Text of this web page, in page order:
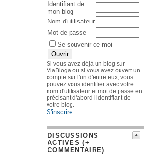
Identifiant de
mon blog
Nom d'utilisateur
Mot de passe
Se souvenir de moi
Si vous avez déjà un blog sur
ViaBloga ou si vous avez ouvert un
compte sur l'un d'entre eux, vous
pouvez vous identifier avec votre
nom d'utilisateur et mot de passe en
précisant d'abord l'identifiant de
votre blog.
S'inscrire
DISCUSSIONS
ACTIVES (+
COMMENTAIRE)